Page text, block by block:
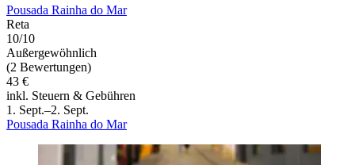
Pousada Rainha do Mar
Reta
10/10
Außergewöhnlich
(2 Bewertungen)
43 €
inkl. Steuern & Gebühren
1. Sept.–2. Sept.
Pousada Rainha do Mar